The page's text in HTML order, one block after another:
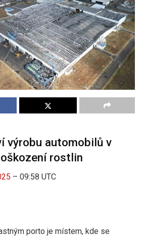
výrobu automobilů v
rostlin
– 09:58 UTC
porto je místem, kde se